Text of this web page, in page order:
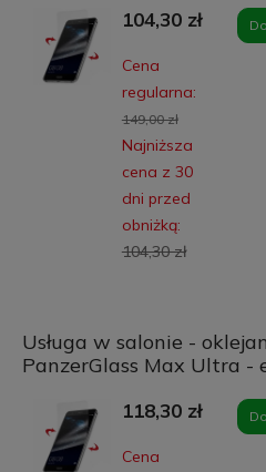
104,30 zł
Cena
regularna:
149,00 zł
Najniższa
cena z 30
dni przed
obniżką:
104,30 zł
Usługa w salonie -
PanzerGlass Max Ultra -
118,30 zł
Cena